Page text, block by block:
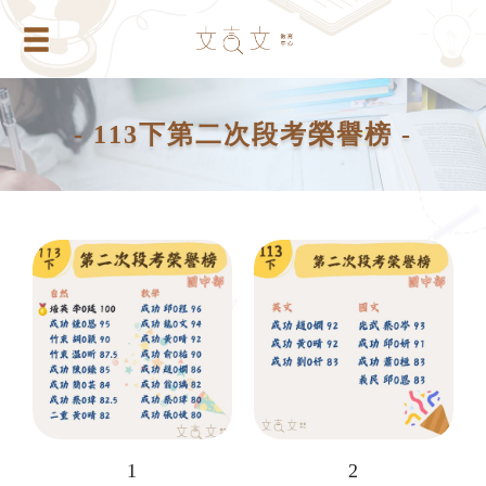
- 113下第二次段考榮譽榜 -
1 2